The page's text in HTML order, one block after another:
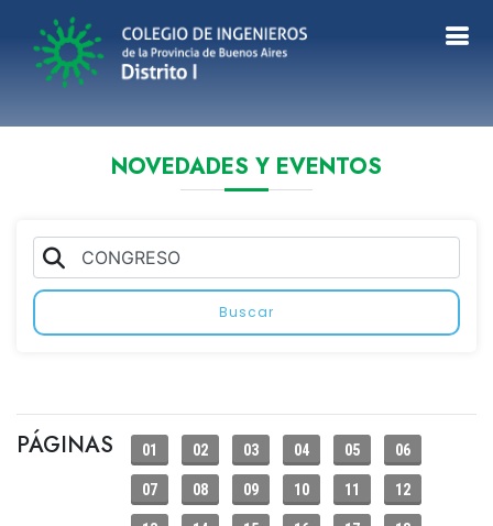
NOVEDADES Y EVENTOS
Buscar
PÁGINAS 01 02 03 04 05 06
07 08 09 10 11 12